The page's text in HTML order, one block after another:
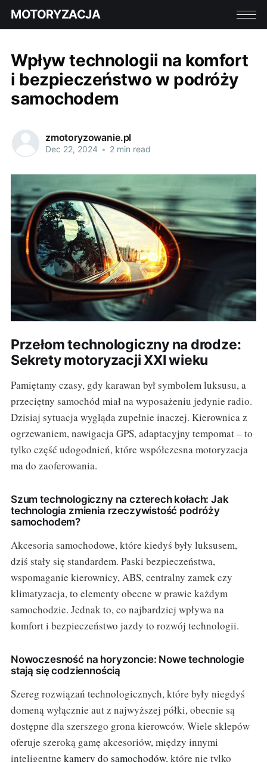
MOTORYZACJA
Wpływ technologii na komfort
i bezpieczeństwo w podróży
samochodem
zmotoryzowanie.pl
Dec 22, 2024 • 2 min read
Przełom technologiczny na drodze:
Sekrety motoryzacji XXI wieku
Pamiętamy czasy, gdy karawan był symbolem luksusu, a
przeciętny samochód miał na wyposażeniu jedynie radio.
Dzisiaj sytuacja wygląda zupełnie inaczej. Kierownica z
ogrzewaniem, nawigacja GPS, adaptacyjny tempomat – to
tylko część udogodnień, które współczesna motoryzacja
ma do zaoferowania.
Szum technologiczny na czterech kołach: Jak
technologia zmienia rzeczywistość podróży
samochodem?
Akcesoria samochodowe, które kiedyś były luksusem,
dziś stały się standardem. Paski bezpieczeństwa,
wspomaganie kierownicy, ABS, centralny zamek czy
klimatyzacja, to elementy obecne w prawie każdym
samochodzie. Jednak to, co najbardziej wpływa na
komfort i bezpieczeństwo jazdy to rozwój technologii.
Nowoczesność na horyzoncie: Nowe technologie
stają się codziennością
Szereg rozwiązań technologicznych, które były niegdyś
domeną wyłącznie aut z najwyższej półki, obecnie są
dostępne dla szerszego grona kierowców. Wiele sklepów
oferuje szeroką gamę akcesoriów, między innymi
inteligentne kamery do samochodów, które nie tylko